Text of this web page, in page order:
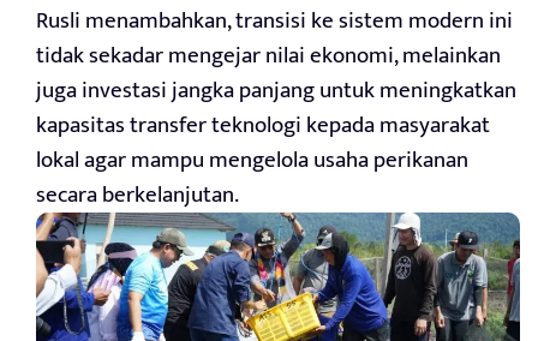
Rusli menambahkan, transisi ke sistem modern ini
tidak sekadar mengejar nilai ekonomi, melainkan
juga investasi jangka panjang untuk meningkatkan
kapasitas transfer teknologi kepada masyarakat
lokal agar mampu mengelola usaha perikanan
secara berkelanjutan.